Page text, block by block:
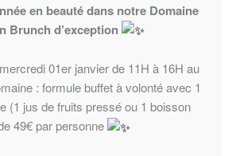
en beauté dans notre Domaine
Brunch d’exception
01er janvier de 11H à 16H au
: formule buffet à volonté avec 1
(1 jus de fruits pressé ou 1 boisson
49€ par personne